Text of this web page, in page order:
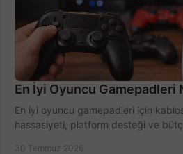
En İyi Oyuncu Gamepadleri
En iyi oyuncu gamepadleri için
hassasiyeti, platform desteği ve
30 Temmuz 2026